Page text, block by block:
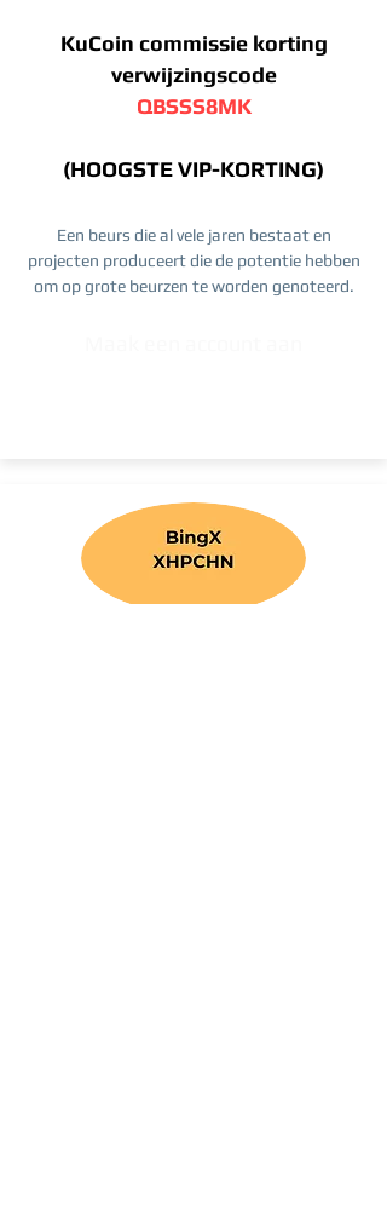
KuCoin commissie korting
verwijzingscode
QBSSS8MK
(HOOGSTE VIP-KORTING)
Een beurs die al vele jaren bestaat en
projecten produceert die de potentie hebben
om op grote beurzen te worden genoteerd.